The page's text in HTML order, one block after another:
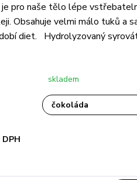
pro naše tělo lépe
Obsahuje velmi málo tuků a
diet. Hydrolyzovaný
skladem